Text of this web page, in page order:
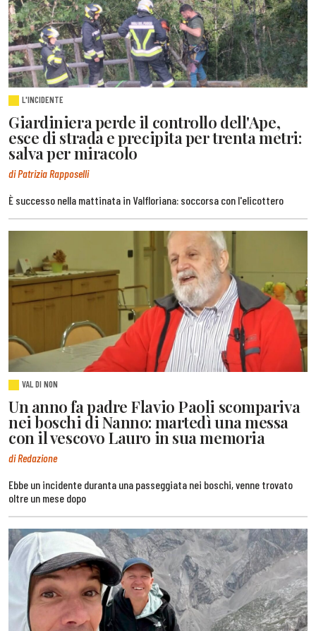
L'INCIDENTE
Giardiniera perde il controllo dell'Ape,
esce di strada e precipita per trenta metri:
salva per miracolo
di Patrizia Rapposelli
È successo nella mattinata in Valfloriana: soccorsa con l'elicottero
VAL DI NON
Un anno fa padre Flavio Paoli scompariva
nei boschi di Nanno: martedì una messa
con il vescovo Lauro in sua memoria
di Redazione
Ebbe un incidente duranta una passeggiata nei boschi, venne trovato
oltre un mese dopo